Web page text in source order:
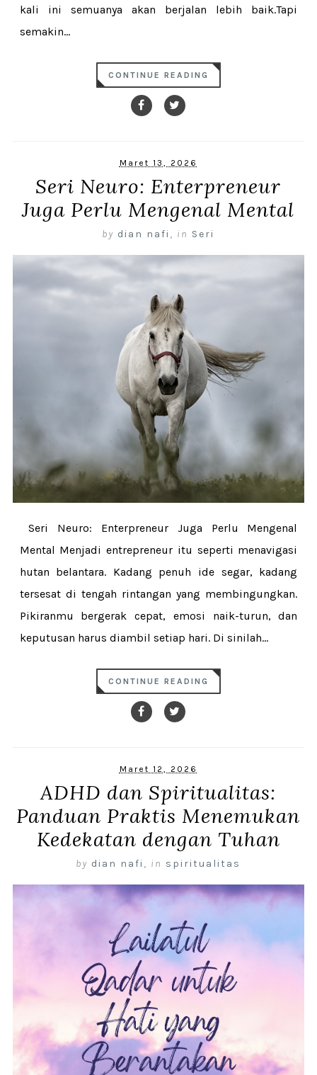
kali ini semuanya akan berjalan lebih baik.Tapi
semakin...
CONTINUE READING
Maret 13, 2026
Seri Neuro: Enterpreneur
Juga Perlu Mengenal Mental
by dian nafi , in Seri
Seri Neuro: Enterpreneur Juga Perlu Mengenal
Mental Menjadi entrepreneur itu seperti menavigasi
hutan belantara. Kadang penuh ide segar, kadang
tersesat di tengah rintangan yang membingungkan.
Pikiranmu bergerak cepat, emosi naik-turun, dan
keputusan harus diambil setiap hari. Di sinilah...
CONTINUE READING
Maret 12, 2026
ADHD dan Spiritualitas:
Panduan Praktis Menemukan
Kedekatan dengan Tuhan
by dian nafi , in spiritualitas